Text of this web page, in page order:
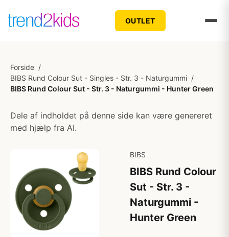
OUTLET
Forside /
BIBS Rund Colour Sut - Singles - Str. 3 - Naturgummi /
BIBS Rund Colour Sut - Str. 3 - Naturgummi - Hunter Green
Dele af indholdet på denne side kan være genereret
med hjælp fra AI.
BIBS
BIBS Rund Colour
Sut - Str. 3 -
Naturgummi -
Hunter Green